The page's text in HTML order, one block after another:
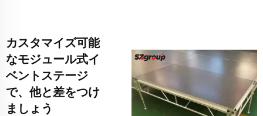
カスタマイズ可能
なモジュール式イ
ベントステージ
で、他と差をつけ
ましょう